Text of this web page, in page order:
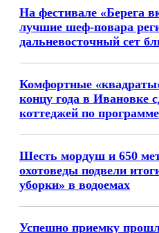
На фестивале «Берега
лучшие шеф-повара
дальневосточный сет
Комфортные
концу года в Ивановке
коттеджей по
Шесть мордуш и 650
охотоведы подвели
уборки» в водоемах
Успешно приемку